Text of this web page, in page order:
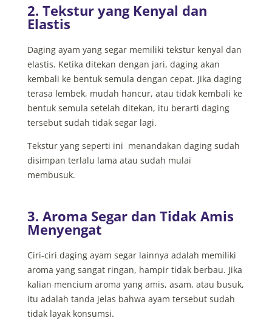
2. Tekstur yang Kenyal dan
Elastis
Daging ayam yang segar memiliki tekstur kenyal dan
elastis. Ketika ditekan dengan jari, daging akan
kembali ke bentuk semula dengan cepat. Jika daging
terasa lembek, mudah hancur, atau tidak kembali ke
bentuk semula setelah ditekan, itu berarti daging
tersebut sudah tidak segar lagi.
Tekstur yang seperti ini menandakan daging sudah
disimpan terlalu lama atau sudah mulai
membusuk.
3. Aroma Segar dan Tidak Amis
Menyengat
Ciri-ciri daging ayam segar lainnya adalah memiliki
aroma yang sangat ringan, hampir tidak berbau. Jika
kalian mencium aroma yang amis, asam, atau busuk,
itu adalah tanda jelas bahwa ayam tersebut sudah
tidak layak konsumsi.